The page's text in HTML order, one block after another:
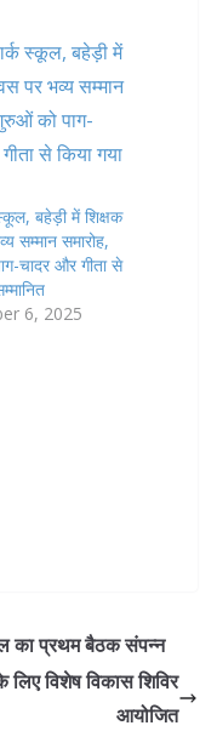
बहेड़ी में शिक्षक
सम्मान समारोह,
चादर और गीता से
6, 2025
का प्रथम बैठक संपन्न
लिए विशेष विकास शिविर
आयोजित